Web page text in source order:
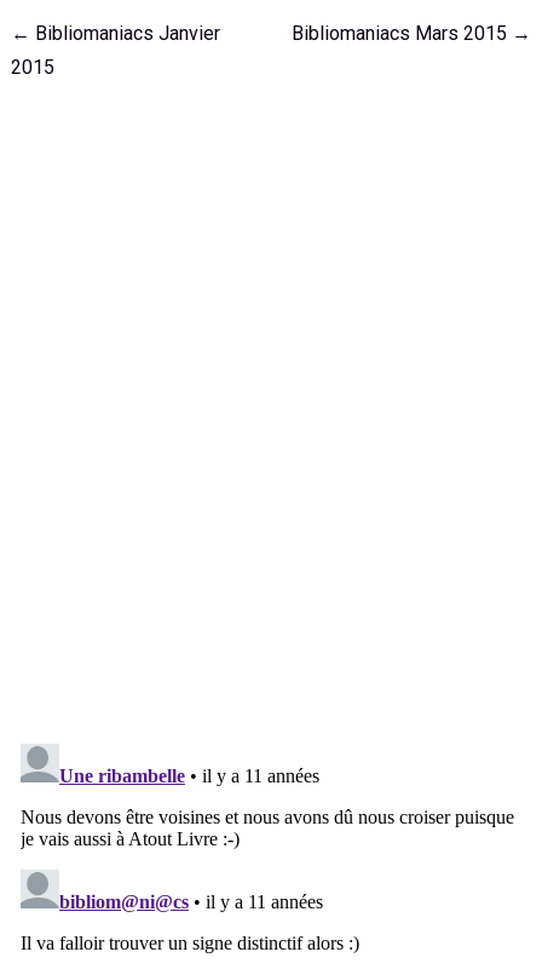
Navigation
de
← Bibliomaniacs Janvier
2015
Bibliomaniacs Mars 2015 →